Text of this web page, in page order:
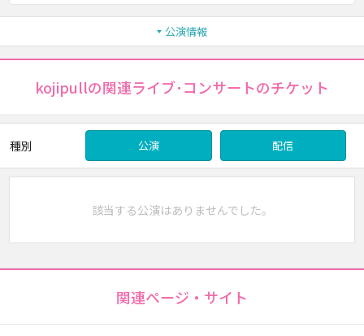
公演情報
kojipullの関連ライブ･コンサートのチケット
種別 公演 配信
該当する公演はありませんでした。
関連ページ・サイト